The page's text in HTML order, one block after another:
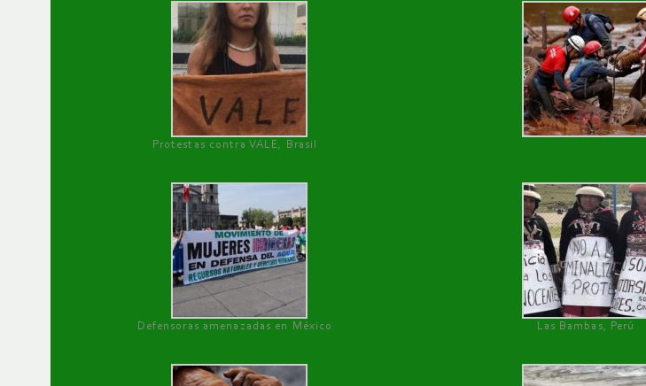
Protestas contra VALE, Brasil
Defensoras amenazadas en México Las Bambas, Perú